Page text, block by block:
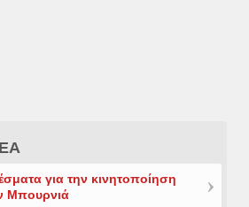
για την κινητοποίηση
Μπουρνιά